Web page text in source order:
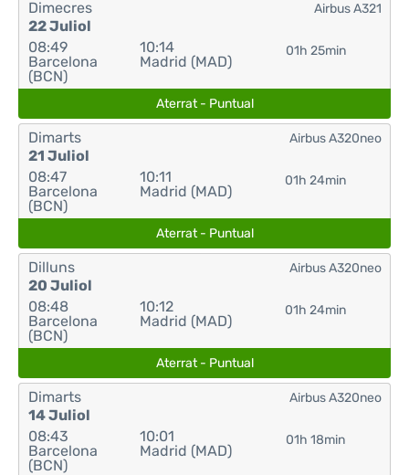
Dimecres
22 Juliol
08:49
Barcelona
(BCN)
10:14
Madrid (MAD)
01h 25min
Airbus A321
Aterrat - Puntual
Dimarts
21 Juliol
08:47
Barcelona
(BCN)
10:11
Madrid (MAD)
01h 24min
Airbus A320neo
Aterrat - Puntual
Dilluns
20 Juliol
08:48
Barcelona
(BCN)
10:12
Madrid (MAD)
01h 24min
Airbus A320neo
Aterrat - Puntual
Dimarts
14 Juliol
08:43
Barcelona
(BCN)
10:01
Madrid (MAD)
01h 18min
Airbus A320neo